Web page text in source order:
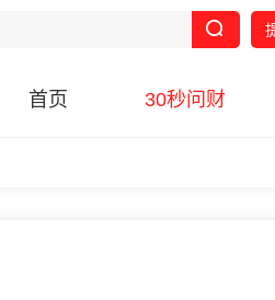
首页 30秒问财